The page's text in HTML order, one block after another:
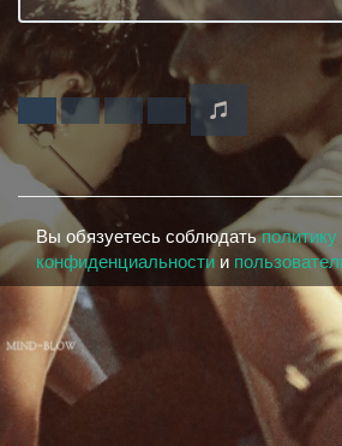
Вы обязуетесь соблюдатьполитику
конфиденциальности и